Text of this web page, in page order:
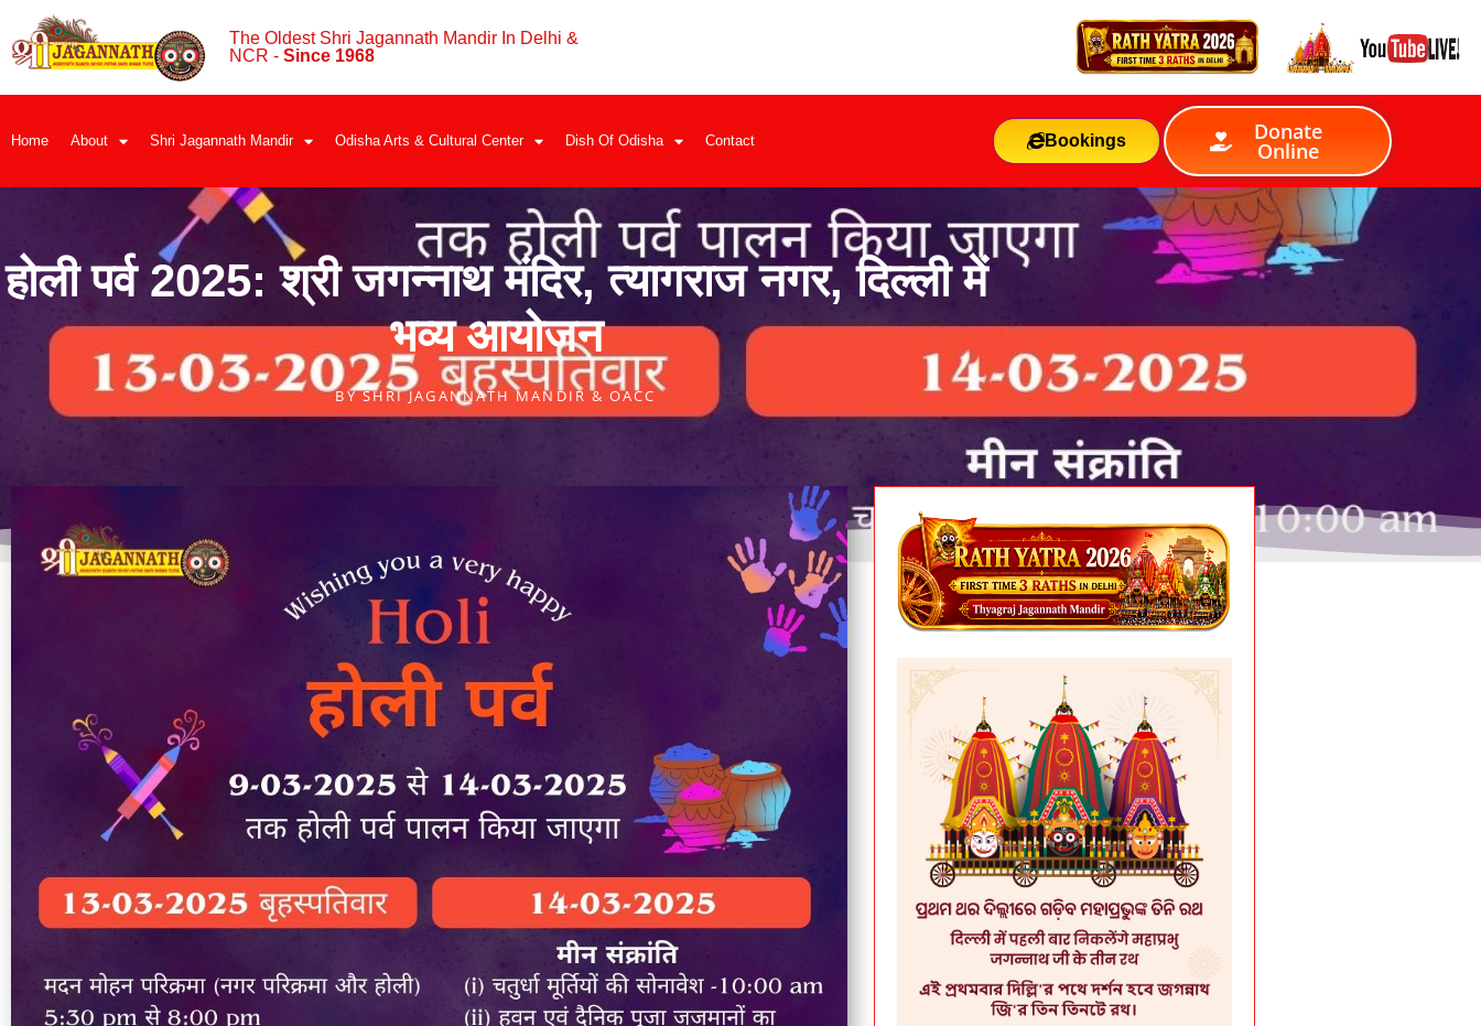
The Oldest Shri Jagannath Mandir In Delhi &
NCR - Since 1968
Home About Shri Jagannath Mandir Odisha Arts & Cultural Center Dish Of Odisha Contact Bookings Donate
Online
होली पर्व 2025: श्री जगन्नाथ मंदिर, त्यागराज नगर, दिल्ली में
भव्य आयोजन
BYSHRI JAGANNATH MANDIR & OACC